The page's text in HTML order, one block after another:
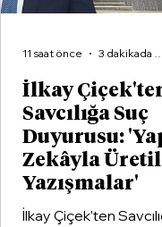
İlkay
Savcılığa Suç
Duyurusu:
Zekâyla
Yazışmalar'
İlkay Çiçek'ten
11 saat önce 3